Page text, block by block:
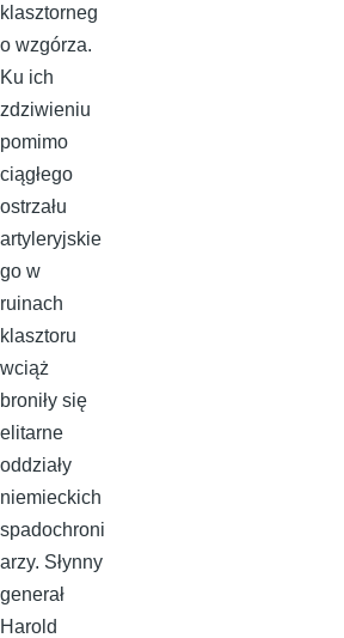
klasztorneg
o wzgórza.
Ku ich
zdziwieniu
pomimo
ciągłego
ostrzału
artyleryjskie
go w
ruinach
klasztoru
wciąż
broniły się
elitarne
oddziały
niemieckich
spadochroni
arzy. Słynny
generał
Harold